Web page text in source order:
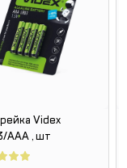
Videx
AAA , шт